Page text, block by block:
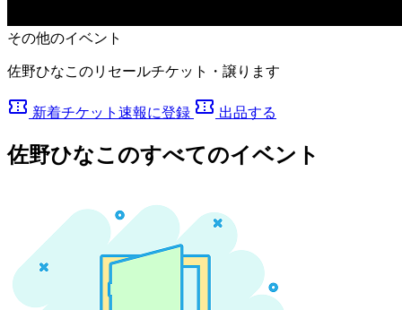
その他のイベント
佐野ひなこのリセールチケット・譲ります
confirmation_number 新着チケット速報に登録 confirmation_number 出品する
佐野ひなこのすべてのイベント